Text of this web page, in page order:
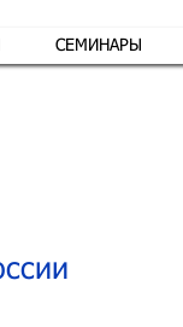
СЕМИНАРЫ